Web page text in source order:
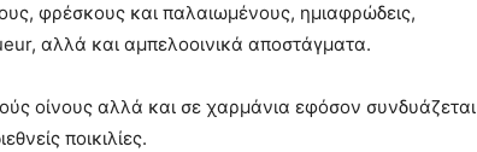
φρέσκους και παλαιωμένους, ημιαφρώδεις,
αλλά και αμπελοοινικά αποστάγματα.
οίνους αλλά και σε χαρμάνια εφόσον συνδυάζεται
ποικιλίες.